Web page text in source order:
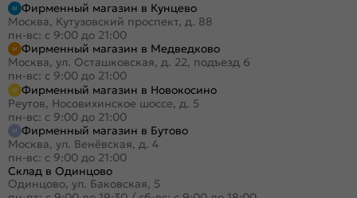
Фирменный магазин в Кунцево
Москва, Кутузовский проспект, д. 88
пн-вс: с 9:00 до 21:00
Фирменный магазин в Медведково
Москва, ул. Осташковская, д. 22, подъезд 6
пн-вс: с 9:00 до 21:00
Фирменный магазин в Новокосино
Реутов, Носовихинское шоссе, д. 5
пн-вс: с 9:00 до 21:00
Фирменный магазин в Бутово
Москва, ул. Венёвская, д. 4
пн-вс: с 9:00 до 21:00
Склад в Одинцово
Одинцово, ул. Баковская, 5